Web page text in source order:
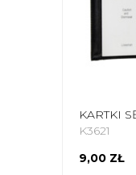
K3621
9,00 ZŁ